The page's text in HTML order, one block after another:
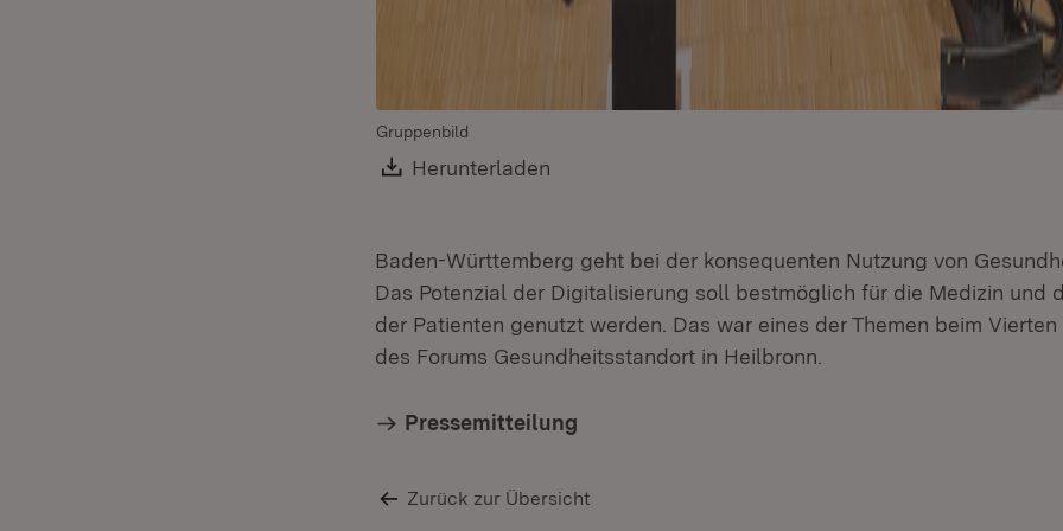
Gruppenbild
Download:
Herunterladen
Baden-Württemberg geht bei der konsequenten Nutzung von
Das Potenzial der Digitalisierung soll bestmöglich für die Medizin und
der Patienten genutzt werden. Das war eines der Themen beim
des Forums Gesundheitsstandort in Heilbronn.
Pressemitteilung
Zurück zur Übersicht